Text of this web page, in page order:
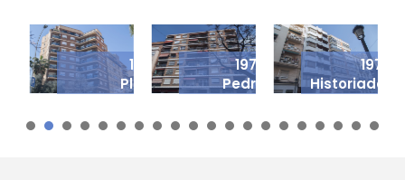
1970
Plaza
1972
Pedro
1975
Historiador
1 2 3 4 5 6 7 8 9 1
1
1
1